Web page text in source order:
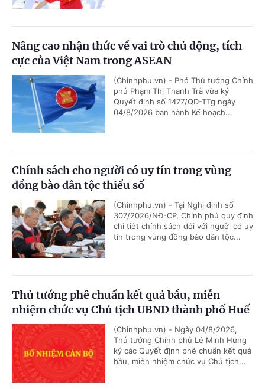
Nâng cao nhận thức về vai trò chủ động, tích
cực của Việt Nam trong ASEAN
(Chinhphu.vn) - Phó Thủ tướng Chính
phủ Phạm Thị Thanh Trà vừa ký
Quyết định số 1477/QĐ-TTg ngày
04/8/2026 ban hành Kế hoạch...
Chính sách cho người có uy tín trong vùng
đồng bào dân tộc thiểu số
(Chinhphu.vn) - Tại Nghị định số
307/2026/NĐ-CP, Chính phủ quy định
chi tiết chính sách đối với người có uy
tín trong vùng đồng bào dân tộc...
Thủ tướng phê chuẩn kết quả bầu, miễn
nhiệm chức vụ Chủ tịch UBND thành phố Huế
(Chinhphu.vn) - Ngày 04/8/2026,
Thủ tướng Chính phủ Lê Minh Hưng
ký các Quyết định phê chuẩn kết quả
bầu, miễn nhiệm chức vụ Chủ tịch...